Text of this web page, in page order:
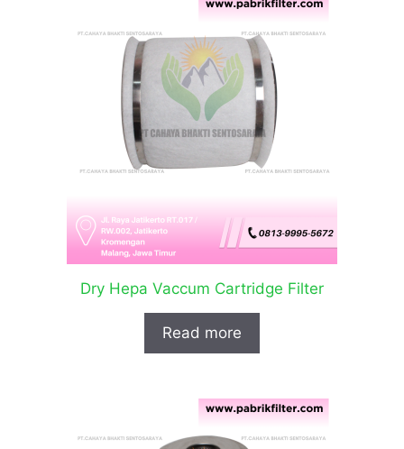
Dry Hepa Vaccum Cartridge Filter
Read more